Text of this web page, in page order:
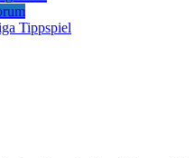
Tippspiel